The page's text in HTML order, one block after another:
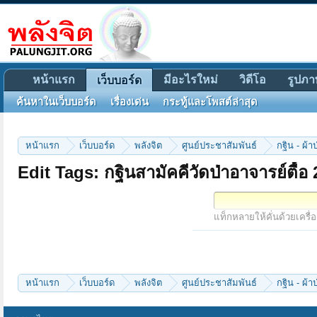
หน้าแรก เว็บบอร์ด พลังจิต ศูนย์ประชาสัมพันธ์ กฐิน - ผ้า
Edit Tags: กฐินสามัคคีวัดป่าอาจารย์ตื้อ
แท็กหลายให้คั่นด้วยเครื่
หน้าแรก เว็บบอร์ด พลังจิต ศูนย์ประชาสัมพันธ์ กฐิน - ผ้า
หน้าแรก เว็บบอร์ด
ค้นหาในเว็บบอร์ด เรื่องเด่น กระทู้และโพสต์ล่าสุด
มีอะไรใหม่ วิดีโอ รูปภ